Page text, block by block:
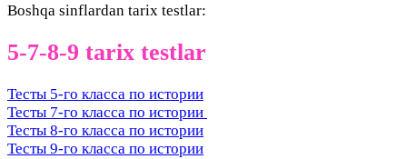
Boshqa sinflardan tarix testlar:
5-7-8-9 tarix testlar
Тесты 5-го класса по истории
Тесты 7-го класса по истории
Тесты 8-го класса по истории
Тесты 9-го класса по истории